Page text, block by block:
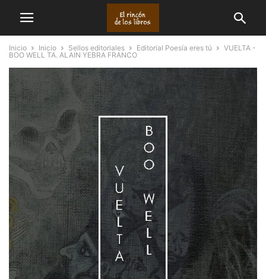
Inicio Inicio Sellos editoriales Editorial Poesía eres tú
VUELTA -
BOO WELL TA. ALAIN YEBRA FRANCO